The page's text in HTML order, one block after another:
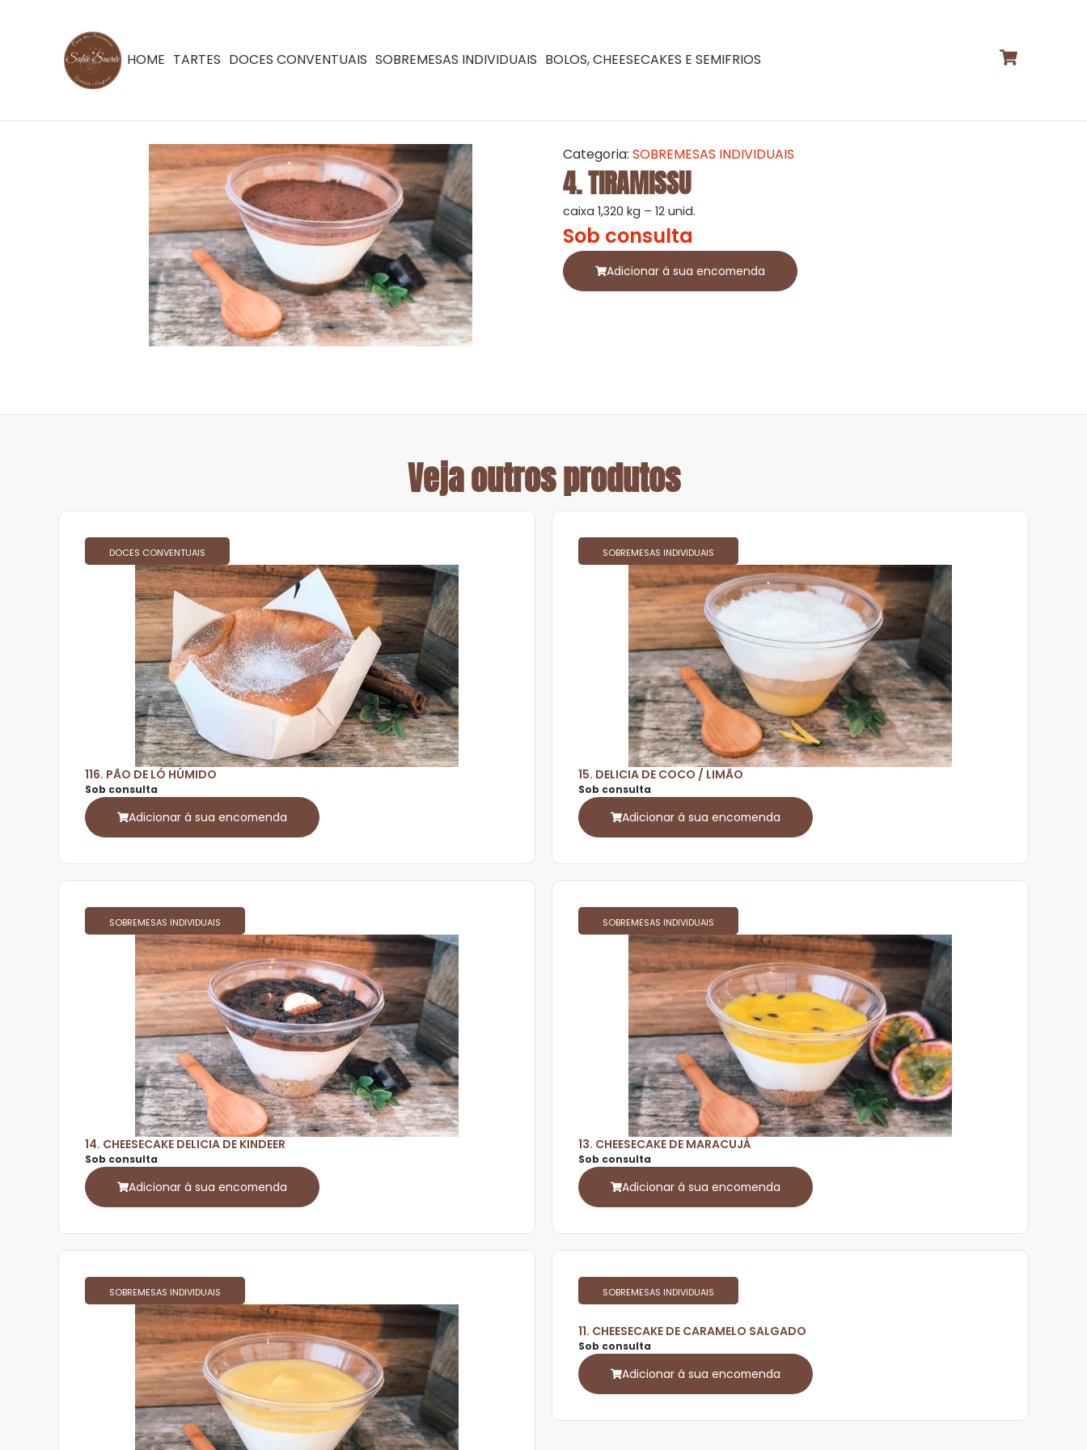
HOME TARTES DOCES CONVENTUAIS SOBREMESAS INDIVIDUAIS BOLOS, CHEESECAKES E SEMIFRIOS
Categoria: SOBREMESAS INDIVIDUAIS
4. TIRAMISSU
caixa 1,320 kg – 12 unid.
Sob consulta
Adicionar á sua encomenda
Veja outros produtos
DOCES CONVENTUAIS
116. PÃO DE LÓ HÚMIDO
Sob consulta
Adicionar á sua encomenda
SOBREMESAS INDIVIDUAIS
15. DELICIA DE COCO / LIMÃO
Sob consulta
Adicionar á sua encomenda
SOBREMESAS INDIVIDUAIS
14. CHEESECAKE DELICIA DE KINDEER
Sob consulta
Adicionar á sua encomenda
SOBREMESAS INDIVIDUAIS
13. CHEESECAKE DE MARACUJÁ
Sob consulta
Adicionar á sua encomenda
SOBREMESAS INDIVIDUAIS SOBREMESAS INDIVIDUAIS
11. CHEESECAKE DE CARAMELO SALGADO
Sob consulta
Adicionar á sua encomenda